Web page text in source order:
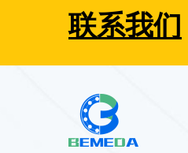
联系我们